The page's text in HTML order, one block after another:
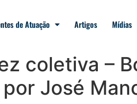
de Atuação Artigos Mídias
coletiva –
José